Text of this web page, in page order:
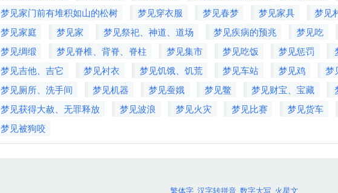
梦见家门前有堆积如山的松树
梦见穿衣服 梦见春梦 梦见家具 梦见
梦见家庭
梦见家 梦见祭祀、神道、道场 梦见疾病的预兆 梦见吃
梦见绸缎
梦见脊椎、背脊、脊柱 梦见集市 梦见吃饭 梦见惩罚
梦见吉他、吉它
梦见衬衣 梦见饥饿、饥荒 梦见车站 梦见鸡 梦
梦见厕所、洗手间
梦见机器 梦见蚕娥 梦见鳖 梦见财宝、宝藏
梦见获得大赦、无罪释放
梦见波浪 梦见火灾 梦见比赛 梦见货车
梦见被狗咬
繁体字 汉字转拼音 数字大写 火星文